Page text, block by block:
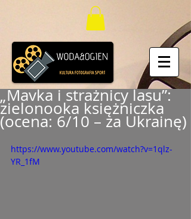
„Mavka i strażnicy lasu”:
zielonooka księżniczka
(ocena: 6/10 – za Ukrainę)
https://www.youtube.com/watch?v=1qlz-
YR_1fM